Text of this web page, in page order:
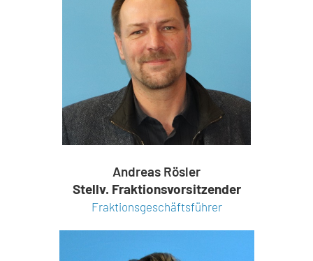
Andreas Rösler
Stellv. Fraktionsvorsitzender
Fraktionsgeschäftsführer